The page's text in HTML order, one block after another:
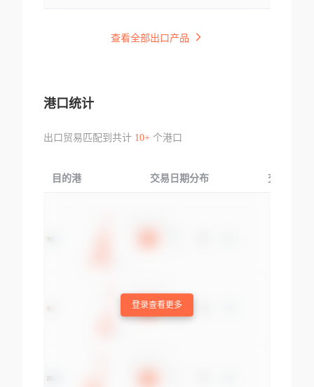
查看全部出口产品
港口统计
出口贸易匹配到共计 10+个港口
目的港 交易日期分布 交易产品
登录查看更多